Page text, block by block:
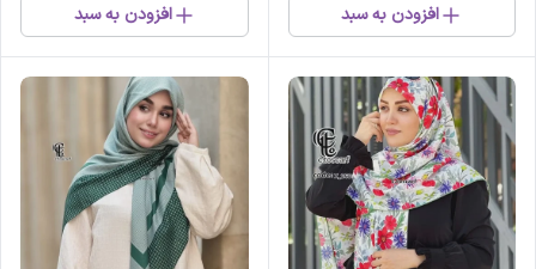
افزودن به سبد افزودن به سبد